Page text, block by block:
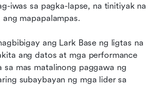
iwas sa pagka-lapse, na tinitiyak na
mapapalampas.
ang Lark Base ng ligtas na
ang datos at mga performance
sa mas matalinong paggawa ng
subaybayan ng mga lider sa